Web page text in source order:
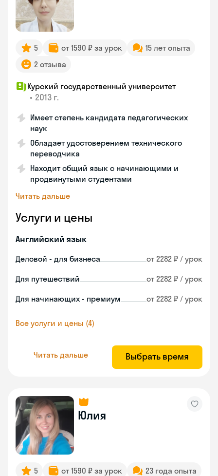
5 от 1590 ₽ за урок
15 лет опыта
2 отзыва
Курский государственный университет
• 2013 г.
Имеет степень кандидата педагогических
наук
Обладает удостоверением технического
переводчика
Находит общий язык с начинающими и
продвинутыми студентами
Читать дальше
Услуги и цены
Английский язык
Деловой - для бизнеса от 2282 ₽ / урок
Для путешествий от 2282 ₽ / урок
Для начинающих - премиум от 2282 ₽ / урок
Все услуги и цены (4)
Читать дальше Выбрать время
Юлия
5 от 1590 ₽ за урок
23 года опыта